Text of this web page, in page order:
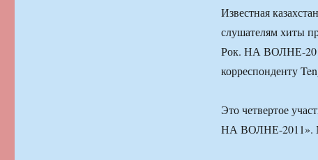
Известная
слушателям хиты
Рок. НА ВОЛНЕ-
корреспонденту
Это четвертое
НА ВОЛНЕ-2011».